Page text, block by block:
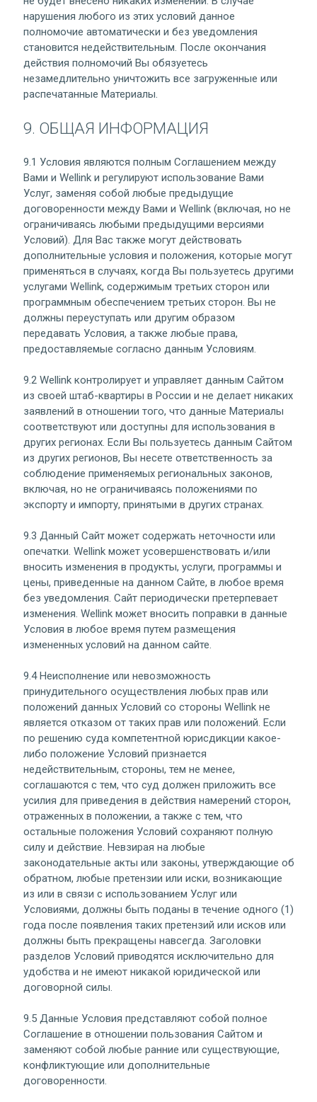
нарушения любого из этих условий данное
полномочие автоматически и без уведомления
становится недействительным. После окончания
действия полномочий Вы обязуетесь
незамедлительно уничтожить все загруженные или
распечатанные Материалы.
9. ОБЩАЯ ИНФОРМАЦИЯ
9.1 Условия являются полным Соглашением между
Вами и Wellink и регулируют использование Вами
Услуг, заменяя собой любые предыдущие
договоренности между Вами и Wellink (включая, но не
ограничиваясь любыми предыдущими версиями
Условий). Для Вас также могут действовать
дополнительные условия и положения, которые могут
применяться в случаях, когда Вы пользуетесь другими
услугами Wellink, содержимым третьих сторон или
программным обеспечением третьих сторон. Вы не
должны переуступать или другим образом
передавать Условия, а также любые права,
предоставляемые согласно данным Условиям.
9.2 Wellink контролирует и управляет данным Сайтом
из своей штаб-квартиры в России и не делает никаких
заявлений в отношении того, что данные Материалы
соответствуют или доступны для использования в
других регионах. Если Вы пользуетесь данным Сайтом
из других регионов, Вы несете ответственность за
соблюдение применяемых региональных законов,
включая, но не ограничиваясь положениями по
экспорту и импорту, принятыми в других странах.
9.3 Данный Сайт может содержать неточности или
опечатки. Wellink может усовершенствовать и/или
вносить изменения в продукты, услуги, программы и
цены, приведенные на данном Сайте, в любое время
без уведомления. Сайт периодически претерпевает
изменения. Wellink может вносить поправки в данные
Условия в любое время путем размещения
измененных условий на данном сайте.
9.4 Неисполнение или невозможность
принудительного осуществления любых прав или
положений данных Условий со стороны Wellink не
является отказом от таких прав или положений. Если
по решению суда компетентной юрисдикции какое-
либо положение Условий признается
недействительным, стороны, тем не менее,
соглашаются с тем, что суд должен приложить все
усилия для приведения в действия намерений сторон,
отраженных в положении, а также с тем, что
остальные положения Условий сохраняют полную
силу и действие. Невзирая на любые
законодательные акты или законы, утверждающие об
обратном, любые претензии или иски, возникающие
из или в связи с использованием Услуг или
Условиями, должны быть поданы в течение одного (1)
года после появления таких претензий или исков или
должны быть прекращены навсегда. Заголовки
разделов Условий приводятся исключительно для
удобства и не имеют никакой юридической или
договорной силы.
9.5 Данные Условия представляют собой полное
Соглашение в отношении пользования Сайтом и
заменяют собой любые ранние или существующие,
конфликтующие или дополнительные
договоренности.